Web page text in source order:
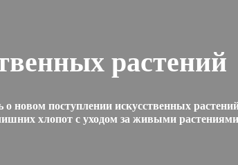
растений
поступлении искусственных
хлопот с уходом за живыми